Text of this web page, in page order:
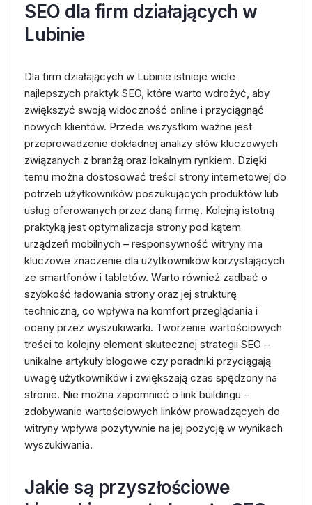
SEO dla firm działających w
Lubinie
Dla firm działających w Lubinie istnieje wiele
najlepszych praktyk SEO, które warto wdrożyć, aby
zwiększyć swoją widoczność online i przyciągnąć
nowych klientów. Przede wszystkim ważne jest
przeprowadzenie dokładnej analizy słów kluczowych
związanych z branżą oraz lokalnym rynkiem. Dzięki
temu można dostosować treści strony internetowej do
potrzeb użytkowników poszukujących produktów lub
usług oferowanych przez daną firmę. Kolejną istotną
praktyką jest optymalizacja strony pod kątem
urządzeń mobilnych – responsywność witryny ma
kluczowe znaczenie dla użytkowników korzystających
ze smartfonów i tabletów. Warto również zadbać o
szybkość ładowania strony oraz jej strukturę
techniczną, co wpływa na komfort przeglądania i
oceny przez wyszukiwarki. Tworzenie wartościowych
treści to kolejny element skutecznej strategii SEO –
unikalne artykuły blogowe czy poradniki przyciągają
uwagę użytkowników i zwiększają czas spędzony na
stronie. Nie można zapomnieć o link buildingu –
zdobywanie wartościowych linków prowadzących do
witryny wpływa pozytywnie na jej pozycję w wynikach
wyszukiwania.
Jakie są przyszłościowe